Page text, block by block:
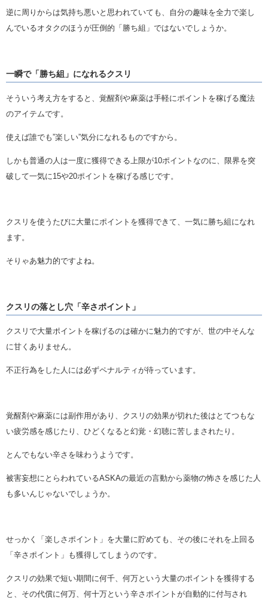
逆に周りからは気持ち悪いと思われていても、自分の趣味を全力で楽し
んでいるオタクのほうが圧倒的「勝ち組」ではないでしょうか。
一瞬で「勝ち組」になれるクスリ
そういう考え方をすると、覚醒剤や麻薬は手軽にポイントを稼げる魔法
のアイテムです。
使えば誰でも”楽しい”気分になれるものですから。
しかも普通の人は一度に獲得できる上限が10ポイントなのに、限界を突
破して一気に15や20ポイントを稼げる感じです。
クスリを使うたびに大量にポイントを獲得できて、一気に勝ち組になれ
ます。
そりゃあ魅力的ですよね。
クスリの落とし穴「辛さポイント」
クスリで大量ポイントを稼げるのは確かに魅力的ですが、世の中そんな
に甘くありません。
不正行為をした人には必ずペナルティが待っています。
覚醒剤や麻薬には副作用があり、クスリの効果が切れた後はとてつもな
い疲労感を感じたり、ひどくなると幻覚・幻聴に苦しまされたり。
とんでもない辛さを味わうようです。
被害妄想にとらわれているASKAの最近の言動から薬物の怖さを感じた人
も多いんじゃないでしょうか。
せっかく「楽しさポイント」を大量に貯めても、その後にそれを上回る
「辛さポイント」も獲得してしまうのです。
クスリの効果で短い期間に何千、何万という大量のポイントを獲得する
と、その代償に何万、何十万という辛さポイントが自動的に付与され